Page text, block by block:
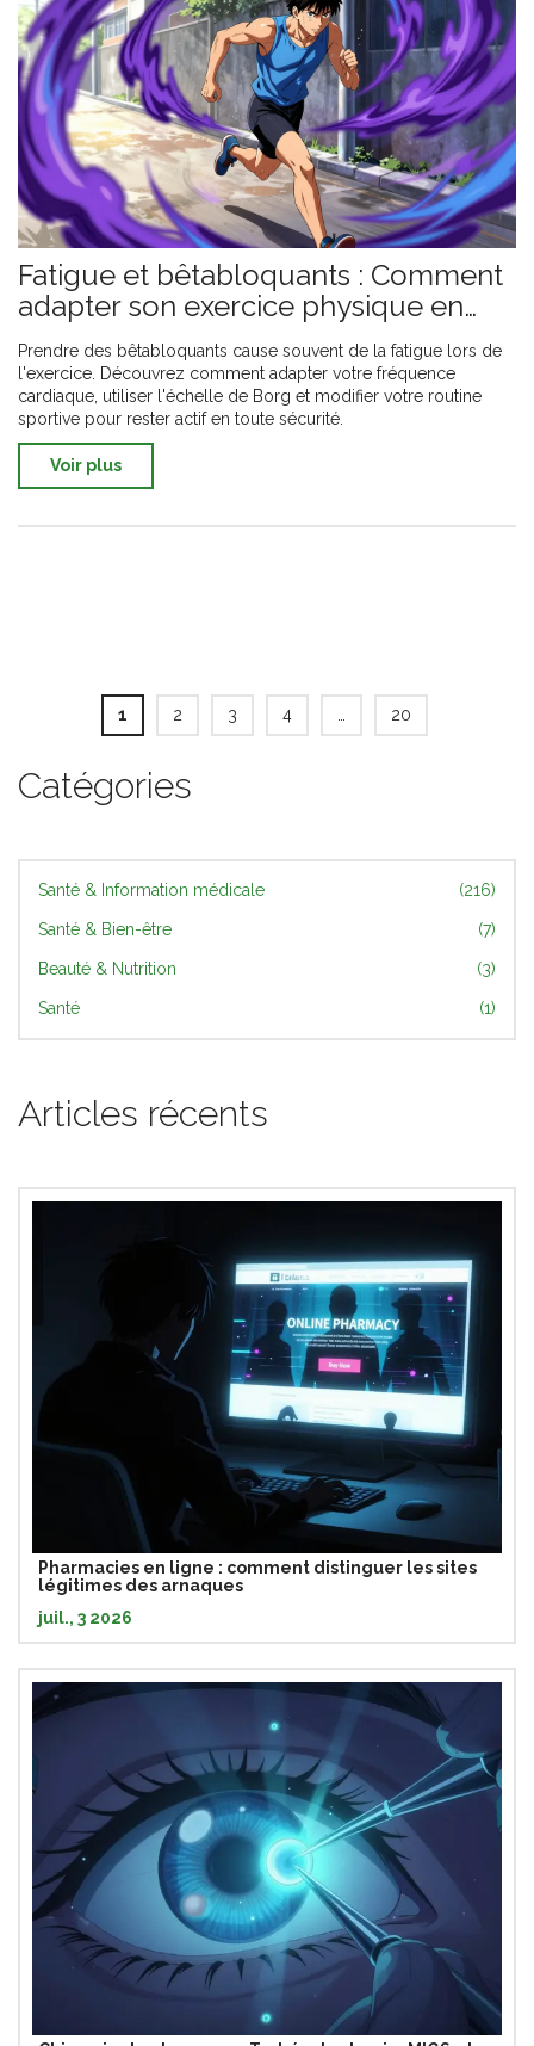
Fatigue et bêtabloquants : Comment
adapter son exercice physique en
toute sécurité
Prendre des bêtabloquants cause souvent de la fatigue lors de
l'exercice. Découvrez comment adapter votre fréquence
cardiaque, utiliser l'échelle de Borg et modifier votre routine
sportive pour rester actif en toute sécurité.
Voir plus
1 2 3 4 20
Catégories
Santé & Information médicale (216)
Santé & Bien-être (7)
Beauté & Nutrition (3)
Santé (1)
Articles récents
Pharmacies en ligne : comment distinguer les sites
légitimes des arnaques
juil., 3 2026